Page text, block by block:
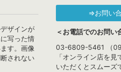
ザインが
写った情
す。画像
されない
⇒お問い
＜お電話でのお問い
03-6809-5461 （
「オンライン店を
いただくとスムーズ